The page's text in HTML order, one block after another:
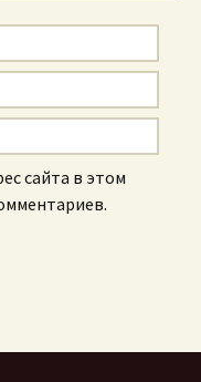
сайта в этом